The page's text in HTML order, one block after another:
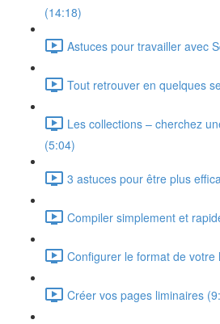
(14:18)
Astuces pour travailler avec
Tout retrouver en quelques
Les collections – cherchez
(5:04)
3 astuces pour être plus
Compiler simplement et
Configurer le format de votre
Créer vos pages liminaires